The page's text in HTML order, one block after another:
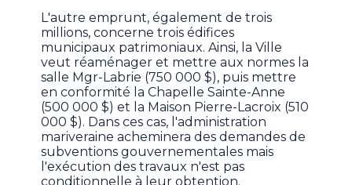
L'autre emprunt, également de trois
millions, concerne trois édifices
municipaux patrimoniaux. Ainsi, la Ville
veut réaménager et mettre aux normes la
salle Mgr-Labrie (750 000 $), puis mettre
en conformité la Chapelle Sainte-Anne
(500 000 $) et la Maison Pierre-Lacroix (510
000 $). Dans ces cas, l'administration
mariveraine acheminera des demandes de
subventions gouvernementales mais
l'exécution des travaux n'est pas
conditionnelle à leur obtention.